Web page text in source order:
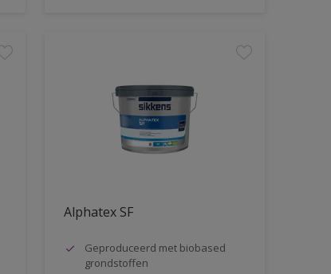
Alphatex SF
Geproduceerd met biobased
grondstoffen